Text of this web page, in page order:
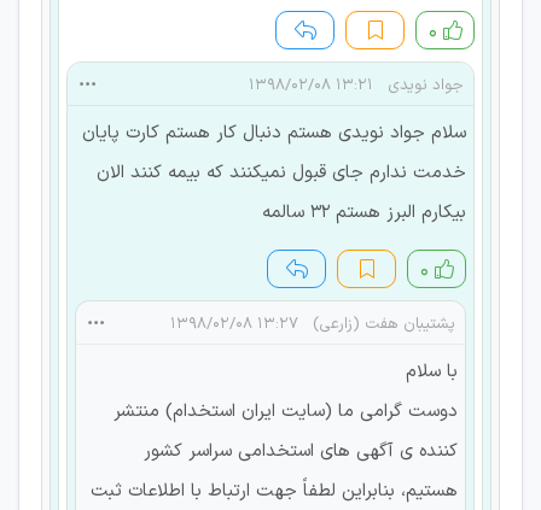
۰
جواد نویدی ۱۳:۲۱ ۱۳۹۸/۰۲/۰۸
سلام جواد نویدی هستم دنبال کار هستم کارت پایان
خدمت ندارم جای قبول نمیکنند که بیمه کنند الان
بیکارم البرز هستم 32 سالمه
۰
پشتیبان هفت (زارعی) ۱۳:۲۷ ۱۳۹۸/۰۲/۰۸
با سلام
دوست گرامی ما (سایت ایران استخدام) منتشر
کننده ی آگهی های استخدامی سراسر کشور
هستیم، بنابراین لطفاً جهت ارتباط با اطلاعات ثبت